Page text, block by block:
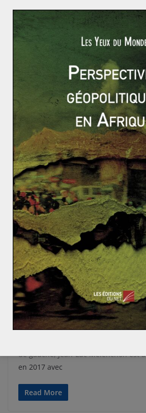
Philippe Poutou et Jacques
Ils étaient tous les trois déjà présents
présidentielle de 2012, ces trois «
remettent le couvert en
ACTUALITÉS EUROPE FRANCE
Fabien HERBERT 17 avril 2017 0
La politique étrangère de
Mélenchon : un gaullisme de
de gauche, Jean-Luc Mélenchon est
en 2017 avec
Read More